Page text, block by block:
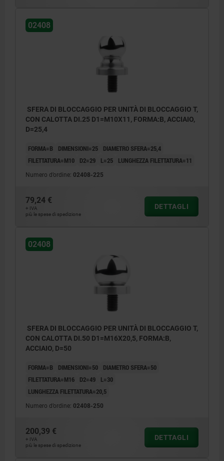
02408
SFERA DI BLOCCAGGIO PER UNITÀ DI BLOCCAGGIO T,
CON CALOTTA DI.25 D1=M10X11, FORMA:B, ACCIAIO,
D=25,4
FORMA=B DIMENSIONI=25
DIAMETRO SFERA=25,4
FILETTATURA=M10
D2=29 L=25 LUNGHEZZA FILETTATURA=11
Numero d’ordine: 02408-225
79,24 €
+ IVA
più le spese di spedizione
DETTAGLI
02408
SFERA DI BLOCCAGGIO PER UNITÀ DI BLOCCAGGIO T,
CON CALOTTA DI.50 D1=M16X20,5, FORMA:B,
ACCIAIO, D=50
FORMA=B DIMENSIONI=50
DIAMETRO SFERA=50
FILETTATURA=M16
D2=49
L=30
LUNGHEZZA FILETTATURA=20,5
Numero d’ordine: 02408-250
200,39 €
+ IVA
più le spese di spedizione
DETTAGLI